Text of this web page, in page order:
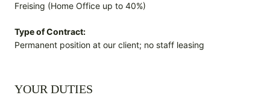
Freising (Home Office up to 40%)
Type of Contract:
Permanent position at our client; no staff leasing
YOUR DUTIES